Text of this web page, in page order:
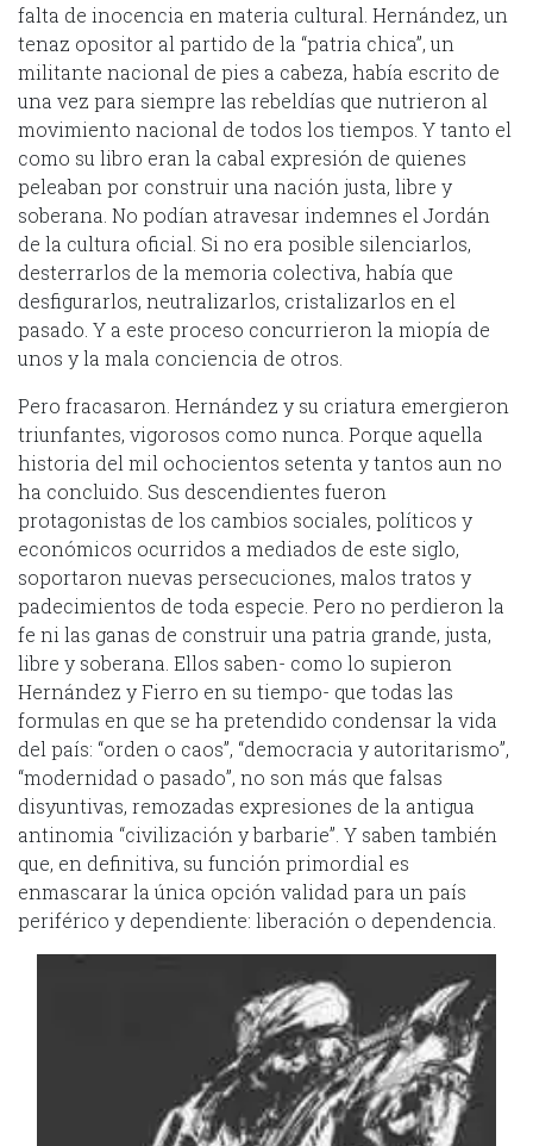
falta de inocencia en materia cultural. Hernández, un
tenaz opositor al partido de la “patria chica”, un
militante nacional de pies a cabeza, había escrito de
una vez para siempre las rebeldías que nutrieron al
movimiento nacional de todos los tiempos. Y tanto el
como su libro eran la cabal expresión de quienes
peleaban por construir una nación justa, libre y
soberana. No podían atravesar indemnes el Jordán
de la cultura oficial. Si no era posible silenciarlos,
desterrarlos de la memoria colectiva, había que
desfigurarlos, neutralizarlos, cristalizarlos en el
pasado. Y a este proceso concurrieron la miopía de
unos y la mala conciencia de otros.
Pero fracasaron. Hernández y su criatura emergieron
triunfantes, vigorosos como nunca. Porque aquella
historia del mil ochocientos setenta y tantos aun no
ha concluido. Sus descendientes fueron
protagonistas de los cambios sociales, políticos y
económicos ocurridos a mediados de este siglo,
soportaron nuevas persecuciones, malos tratos y
padecimientos de toda especie. Pero no perdieron la
fe ni las ganas de construir una patria grande, justa,
libre y soberana. Ellos saben- como lo supieron
Hernández y Fierro en su tiempo- que todas las
formulas en que se ha pretendido condensar la vida
del país: “orden o caos”, “democracia y autoritarismo”,
“modernidad o pasado”, no son más que falsas
disyuntivas, remozadas expresiones de la antigua
antinomia “civilización y barbarie”. Y saben también
que, en definitiva, su función primordial es
enmascarar la única opción validad para un país
periférico y dependiente: liberación o dependencia.